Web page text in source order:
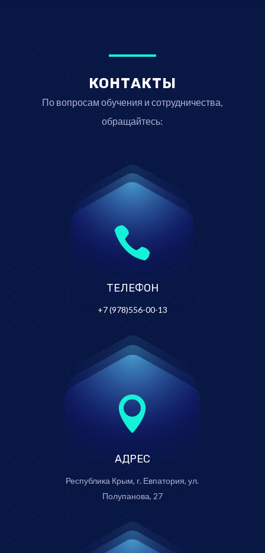
КОНТАКТЫ
По вопросам обучения и сотрудничества,
обращайтесь:

ТЕЛЕФОН
+7 (978)556-00-13

АДРЕС
Республика Крым, г. Евпатория, ул.
Полупанова, 27